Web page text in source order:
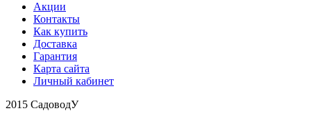
Акции
Контакты
Как купить
Доставка
Гарантия
Карта сайта
Личный кабинет
2015 СадоводУ